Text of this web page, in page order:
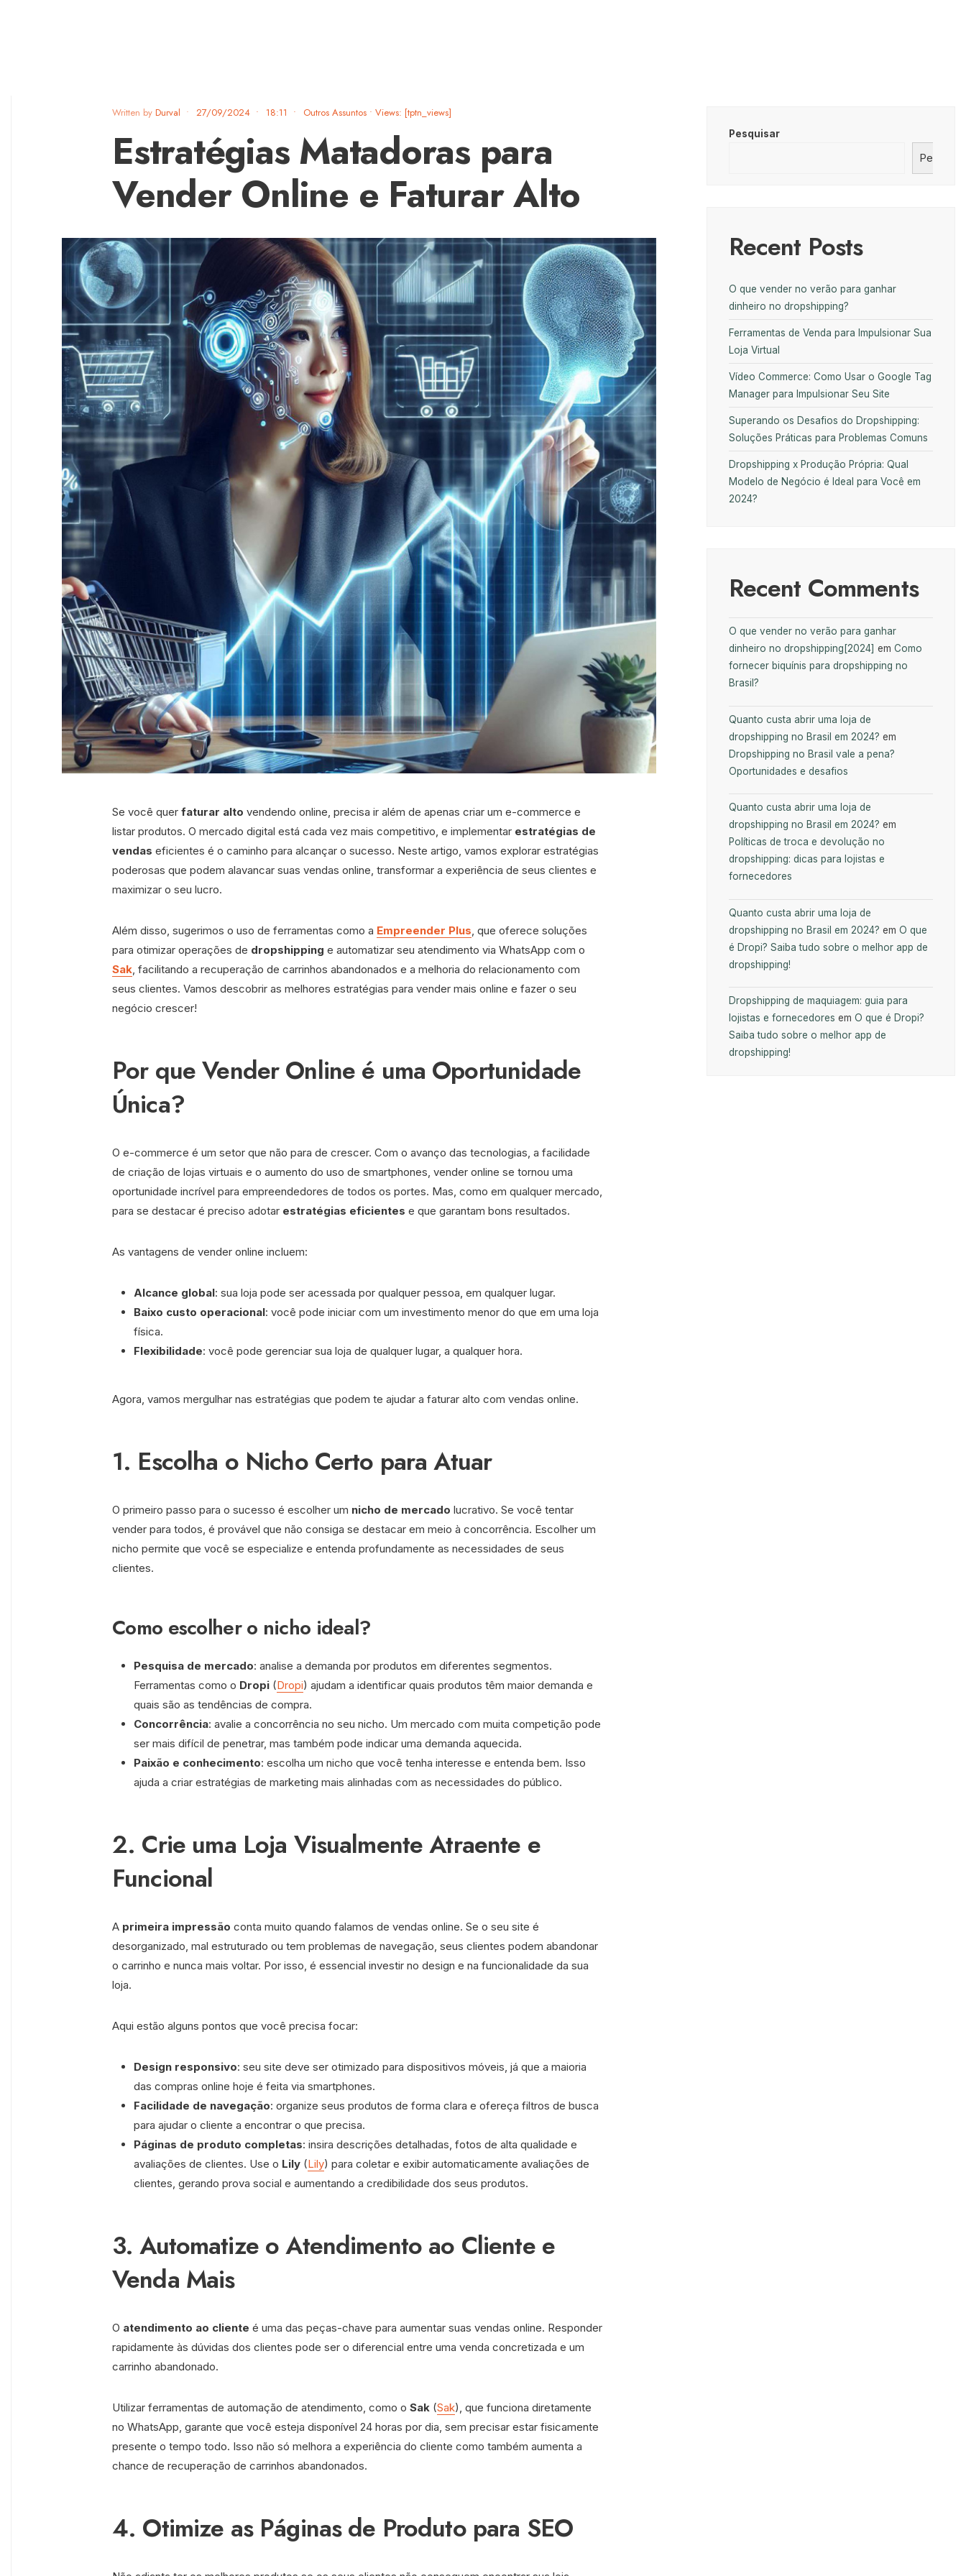
Written by Durval • 27/09/2024 • 18:11 • Outros Assuntos • Views: [tptn_views]
Estratégias Matadoras para
Vender Online e Faturar Alto
Se você quer faturar alto vendendo online, precisa ir além de apenas criar um e-commerce e
listar produtos. O mercado digital está cada vez mais competitivo, e implementar estratégias de
vendas eficientes é o caminho para alcançar o sucesso. Neste artigo, vamos explorar estratégias
poderosas que podem alavancar suas vendas online, transformar a experiência de seus clientes e
maximizar o seu lucro.
Além disso, sugerimos o uso de ferramentas como a Empreender Plus, que oferece soluções
para otimizar operações de dropshipping e automatizar seu atendimento via WhatsApp com o
Sak, facilitando a recuperação de carrinhos abandonados e a melhoria do relacionamento com
seus clientes. Vamos descobrir as melhores estratégias para vender mais online e fazer o seu
negócio crescer!
Por que Vender Online é uma Oportunidade
Única?
O e-commerce é um setor que não para de crescer. Com o avanço das tecnologias, a facilidade
de criação de lojas virtuais e o aumento do uso de smartphones, vender online se tornou uma
oportunidade incrível para empreendedores de todos os portes. Mas, como em qualquer mercado,
para se destacar é preciso adotar estratégias eficientes e que garantam bons resultados.
As vantagens de vender online incluem:
Alcance global: sua loja pode ser acessada por qualquer pessoa, em qualquer lugar.
Baixo custo operacional: você pode iniciar com um investimento menor do que em uma loja
física.
Flexibilidade: você pode gerenciar sua loja de qualquer lugar, a qualquer hora.
Agora, vamos mergulhar nas estratégias que podem te ajudar a faturar alto com vendas online.
1. Escolha o Nicho Certo para Atuar
O primeiro passo para o sucesso é escolher um nicho de mercado lucrativo. Se você tentar
vender para todos, é provável que não consiga se destacar em meio à concorrência. Escolher um
nicho permite que você se especialize e entenda profundamente as necessidades de seus
clientes.
Como escolher o nicho ideal?
Pesquisa de mercado: analise a demanda por produtos em diferentes segmentos.
Ferramentas como o Dropi (Dropi) ajudam a identificar quais produtos têm maior demanda e
quais são as tendências de compra.
Concorrência: avalie a concorrência no seu nicho. Um mercado com muita competição pode
ser mais difícil de penetrar, mas também pode indicar uma demanda aquecida.
Paixão e conhecimento: escolha um nicho que você tenha interesse e entenda bem. Isso
ajuda a criar estratégias de marketing mais alinhadas com as necessidades do público.
2. Crie uma Loja Visualmente Atraente e
Funcional
A primeira impressão conta muito quando falamos de vendas online. Se o seu site é
desorganizado, mal estruturado ou tem problemas de navegação, seus clientes podem abandonar
o carrinho e nunca mais voltar. Por isso, é essencial investir no design e na funcionalidade da sua
loja.
Aqui estão alguns pontos que você precisa focar:
Design responsivo: seu site deve ser otimizado para dispositivos móveis, já que a maioria
das compras online hoje é feita via smartphones.
Facilidade de navegação: organize seus produtos de forma clara e ofereça filtros de busca
para ajudar o cliente a encontrar o que precisa.
Páginas de produto completas: insira descrições detalhadas, fotos de alta qualidade e
avaliações de clientes. Use o Lily (Lily) para coletar e exibir automaticamente avaliações de
clientes, gerando prova social e aumentando a credibilidade dos seus produtos.
3. Automatize o Atendimento ao Cliente e
Venda Mais
O atendimento ao cliente é uma das peças-chave para aumentar suas vendas online. Responder
rapidamente às dúvidas dos clientes pode ser o diferencial entre uma venda concretizada e um
carrinho abandonado.
Utilizar ferramentas de automação de atendimento, como o Sak (Sak), que funciona diretamente
no WhatsApp, garante que você esteja disponível 24 horas por dia, sem precisar estar fisicamente
presente o tempo todo. Isso não só melhora a experiência do cliente como também aumenta a
chance de recuperação de carrinhos abandonados.
4. Otimize as Páginas de Produto para SEO
Pesquisar
Recent Posts
O que vender no verão para ganhar
dinheiro no dropshipping?
Ferramentas de Venda para Impulsionar Sua
Loja Virtual
Vídeo Commerce: Como Usar o Google Tag
Manager para Impulsionar Seu Site
Superando os Desafios do Dropshipping:
Soluções Práticas para Problemas Comuns
Dropshipping x Produção Própria: Qual
Modelo de Negócio é Ideal para Você em
2024?
Recent Comments
O que vender no verão para ganhar
dinheiro no dropshipping[2024] em Como
fornecer biquínis para dropshipping no
Brasil?
Quanto custa abrir uma loja de
dropshipping no Brasil em 2024? em
Dropshipping no Brasil vale a pena?
Oportunidades e desafios
Quanto custa abrir uma loja de
dropshipping no Brasil em 2024? em
Políticas de troca e devolução no
dropshipping: dicas para lojistas e
fornecedores
Quanto custa abrir uma loja de
dropshipping no Brasil em 2024? em O que
é Dropi? Saiba tudo sobre o melhor app de
dropshipping!
Dropshipping de maquiagem: guia para
lojistas e fornecedores em O que é Dropi?
Saiba tudo sobre o melhor app de
dropshipping!